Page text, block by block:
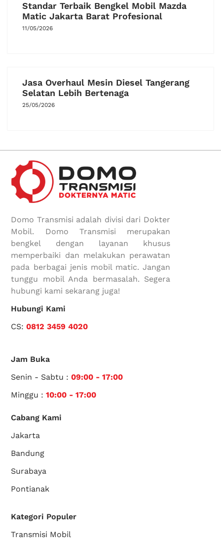
Standar Terbaik Bengkel Mobil Mazda
Matic Jakarta Barat Profesional
11/05/2026
Jasa Overhaul Mesin Diesel Tangerang
Selatan Lebih Bertenaga
25/05/2026
Domo Transmisi adalah divisi dari Dokter
Mobil. Domo Transmisi merupakan
bengkel dengan layanan khusus
memperbaiki dan melakukan perawatan
pada berbagai jenis mobil matic. Jangan
tunggu mobil Anda bermasalah. Segera
hubungi kami sekarang juga!
Hubungi Kami
CS:0812 3459 4020
Jam Buka
Senin - Sabtu :09:00 - 17:00
Minggu :10:00 - 17:00
Cabang Kami
Jakarta
Bandung
Surabaya
Pontianak
Kategori Populer
Transmisi Mobil